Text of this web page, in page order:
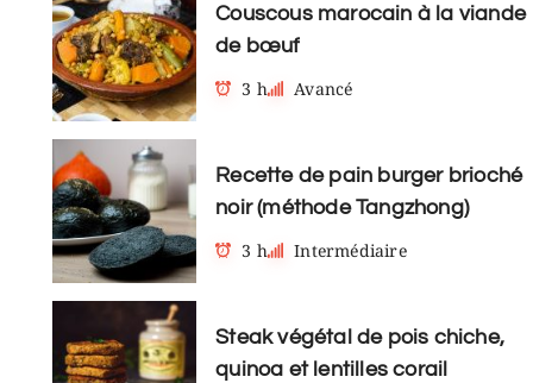
Couscous marocain à la viande
de bœuf
3 h
Avancé
Recette de pain burger brioché
noir (méthode Tangzhong)
3 h
Intermédiaire
Steak végétal de pois chiche,
quinoa et lentilles corail